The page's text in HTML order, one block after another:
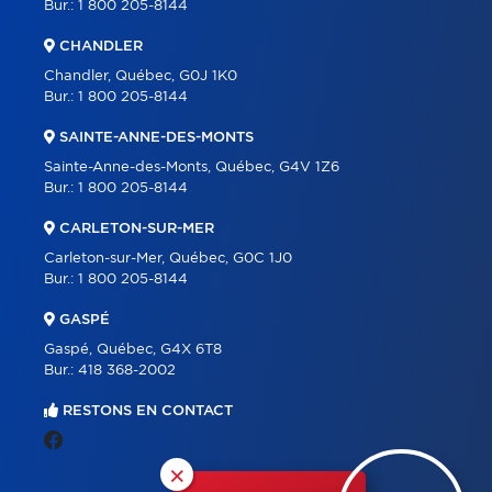
×
Bur.: 1 800 205-8144
CHANDLER
Chandler, Québec, G0J 1K0
Bur.: 1 800 205-8144
SAINTE-ANNE-DES-MONTS
Sainte-Anne-des-Monts, Québec, G4V 1Z6
Bur.: 1 800 205-8144
CARLETON-SUR-MER
Carleton-sur-Mer, Québec, G0C 1J0
Bur.: 1 800 205-8144
GASPÉ
Gaspé, Québec, G4X 6T8
Bur.: 418 368-2002
RESTONS EN CONTACT